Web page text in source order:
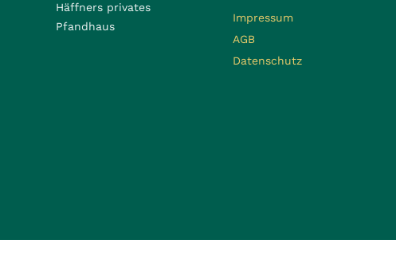
Häffners privates
Pfandhaus
Impressum
AGB
Datenschutz